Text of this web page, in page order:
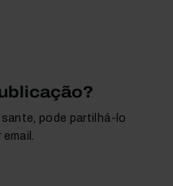
pode partilhá-lo